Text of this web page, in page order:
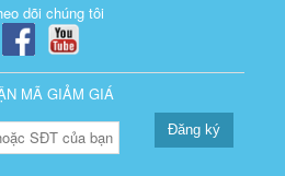
dõi chúng tôi
MÃ GIẢM GIÁ
Đăng ký